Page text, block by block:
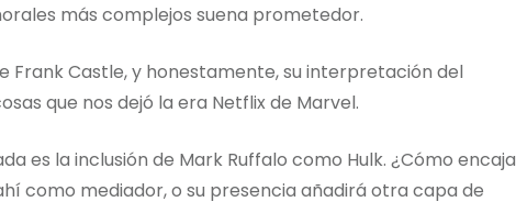
más complejos suena prometedor.
Frank Castle, y honestamente, su interpretación del
que nos dejó la era Netflix de Marvel.
es la inclusión de Mark Ruffalo como Hulk. ¿Cómo encaja
como mediador, o su presencia añadirá otra capa de